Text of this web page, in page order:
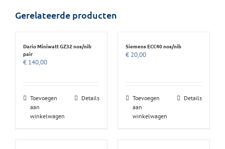
Gerelateerde producten
Dario Miniwatt GZ32 nos/nib
pair
€ 140,00
Toevoegen
aan
winkelwagen
Details
Siemens ECC40 nos/nib
€ 20,00
Toevoegen
aan
winkelwagen
Details